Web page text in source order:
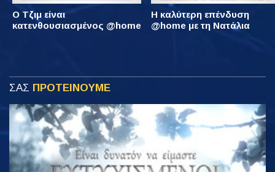
Ο Τζιμ είναι
κατενθουσιασμένος @home
Η καλύτερη επένδυση
@home με τη Νατάλια
ΣΑΣ ΠΡΟΤΕΙΝΟΥΜΕ